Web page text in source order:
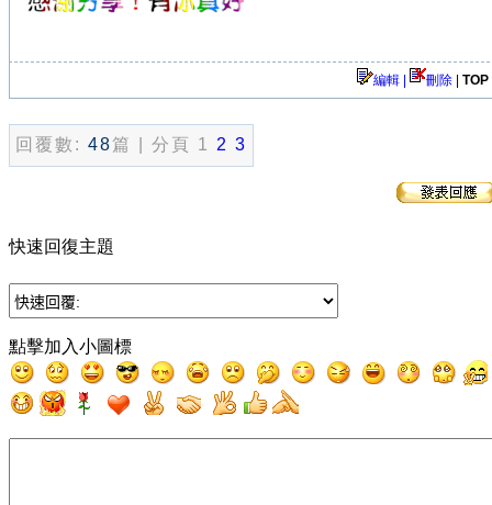
編輯 | 刪除 TOP
回覆數: 48篇 | 分頁 1 2 3
快速回復主題
點擊加入小圖標